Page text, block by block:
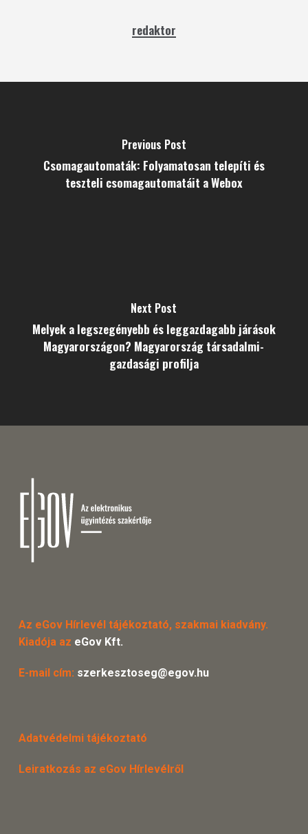
redaktor
Previous Post
Csomagautomaták: Folyamatosan telepíti és
teszteli csomagautomatáit a Webox
Next Post
Melyek a legszegényebb és leggazdagabb járások
Magyarországon? Magyarország társadalmi-
gazdasági profilja
Az eGov Hírlevél tájékoztató, szakmai kiadvány.
Kiadója az eGov Kft.
E-mail cím: szerkesztoseg@egov.hu
Adatvédelmi tájékoztató
Leiratkozás az eGov Hírlevélről